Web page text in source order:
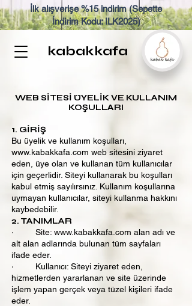
İlk alışverişe %15 indirim (Sepette
İndirim Kodu: ILK2025)
kabakkafa
WEB SİTESİ ÜYELİK VE KULLANIM
KOŞULLARI
1. GİRİŞ
Bu üyelik ve kullanım koşulları,
www.kabakkafa.com web sitesini ziyaret
eden, üye olan ve kullanan tüm kullanıcılar
için geçerlidir. Siteyi kullanarak bu koşulları
kabul etmiş sayılırsınız. Kullanım koşullarına
uymayan kullanıcılar, siteyi kullanma hakkını
kaybedebilir.
2. TANIMLAR
· Site: www.kabakkafa.com alan adı ve
alt alan adlarında bulunan tüm sayfaları
ifade eder.
· Kullanıcı: Siteyi ziyaret eden,
hizmetlerden yararlanan ve site üzerinde
işlem yapan gerçek veya tüzel kişileri ifade
eder.